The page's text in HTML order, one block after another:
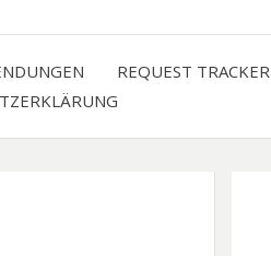
REQUEST TRACKER